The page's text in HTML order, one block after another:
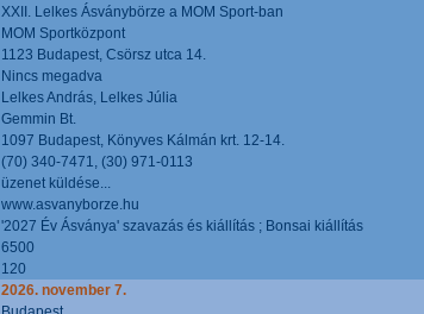
XXII. Lelkes Ásványbörze a MOM Sport-ban
MOM Sportközpont
1123 Budapest, Csörsz utca 14.
Nincs megadva
Lelkes András, Lelkes Júlia
Gemmin Bt.
1097 Budapest, Könyves Kálmán krt. 12-14.
(70) 340-7471, (30) 971-0113
üzenet küldése...
www.asvanyborze.hu
'2027 Év Ásványa' szavazás és kiállítás ; Bonsai kiállítás
6500
120
2026. november 7.